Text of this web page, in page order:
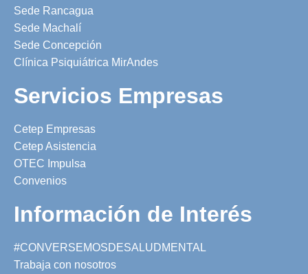
Sede Rancagua
Sede Machalí
Sede Concepción
Clínica Psiquiátrica MirAndes
Servicios Empresas
Cetep Empresas
Cetep Asistencia
OTEC Impulsa
Convenios
Información de Interés
#CONVERSEMOSDESALUDMENTAL
Trabaja con nosotros